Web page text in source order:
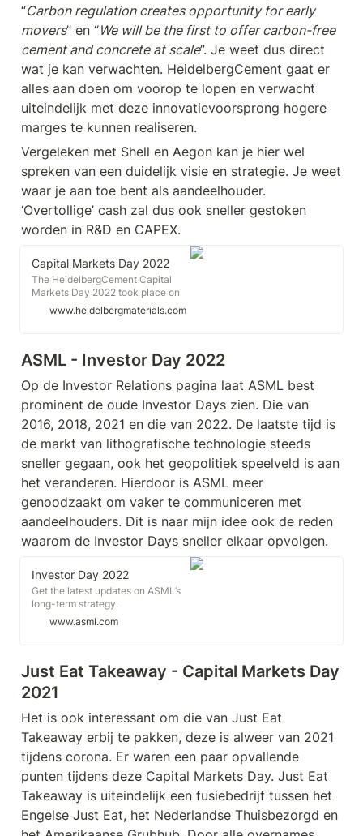
“Carbon regulation creates opportunity for early
movers” en “We will be the first to offer carbon-free
cement and concrete at scale”. Je weet dus direct
wat je kan verwachten. HeidelbergCement gaat er
alles aan doen om voorop te lopen en verwacht
uiteindelijk met deze innovatievoorsprong hogere
marges te kunnen realiseren.
Vergeleken met Shell en Aegon kan je hier wel
spreken van een duidelijk visie en strategie. Je weet
waar je aan toe bent als aandeelhouder.
‘Overtollige’ cash zal dus ook sneller gestoken
worden in R&D en CAPEX.
Capital Markets Day 2022
The HeidelbergCement Capital
Markets Day 2022 took place on
Tuesday, 24 May 2022, starting at
2pm CEST. HeidelbergCement’s
on sustainability. The event was
held in Heidelberg in a hybrid
format, also allowing virtual
participation. Watch the recording
Press Release: HeidelbergCement
sets new standards for
sustainability targets: By 2030,
specific CO2 emissions to be
reduced by a further 30% Keynote
- Capital Markets Day 2022 PDF,
4.64 MB Sustainability Strategy -
Capital Markets Day 2022 PDF,
- Capital Markets Day 2022 PDF,
3.21 MB Sustainability R&D -
Capital Markets Day 2022 PDF,
Decarbonisation - Capital Markets
Day 2022 PDF, 3.41 MB Finance -
Capital Markets Day 2022 PDF,
4.01 MB
www.heidelbergmaterials.com
ASML - Investor Day 2022
Op de Investor Relations pagina laat ASML best
prominent de oude Investor Days zien. Die van
2016, 2018, 2021 en die van 2022. De laatste tijd is
de markt van lithografische technologie steeds
sneller gegaan, ook het geopolitiek speelveld is aan
het veranderen. Hierdoor is ASML meer
genoodzaakt om vaker te communiceren met
aandeelhouders. Dit is naar mijn idee ook de reden
waarom de Investor Days sneller elkaar opvolgen.
Investor Day 2022
Get the latest updates on ASML’s
long-term strategy.
www.asml.com
Just Eat Takeaway - Capital Markets Day
2021
Het is ook interessant om die van Just Eat
Takeaway erbij te pakken, deze is alweer van 2021
tijdens corona. Er waren een paar opvallende
punten tijdens deze Capital Markets Day. Just Eat
Takeaway is uiteindelijk een fusiebedrijf tussen het
Engelse Just Eat, het Nederlandse Thuisbezorgd en